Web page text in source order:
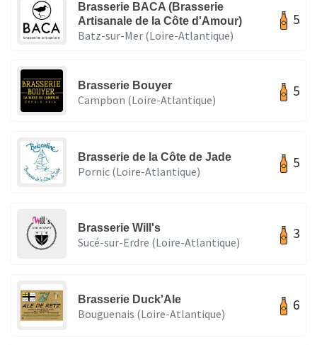
Brasserie BACA (Brasserie
Artisanale de la Côte d'Amour)
Batz-sur-Mer (Loire-Atlantique)
5
Brasserie Bouyer
Campbon (Loire-Atlantique)
5
Brasserie de la Côte de Jade
Pornic (Loire-Atlantique)
5
Brasserie Will's
Sucé-sur-Erdre (Loire-Atlantique)
3
Brasserie Duck'Ale
Bouguenais (Loire-Atlantique)
6